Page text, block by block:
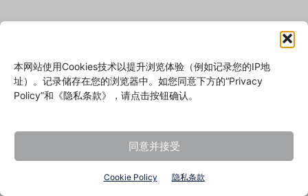
本网站使用Cookies技术以提升浏览体验（例如记录您的IP地
址）。记录储存在您的浏览器中。如您同意下方的“Privacy
Policy”和《隐私条款》，请点击按钮确认。
同意并接受
Cookie Policy 隐私条款